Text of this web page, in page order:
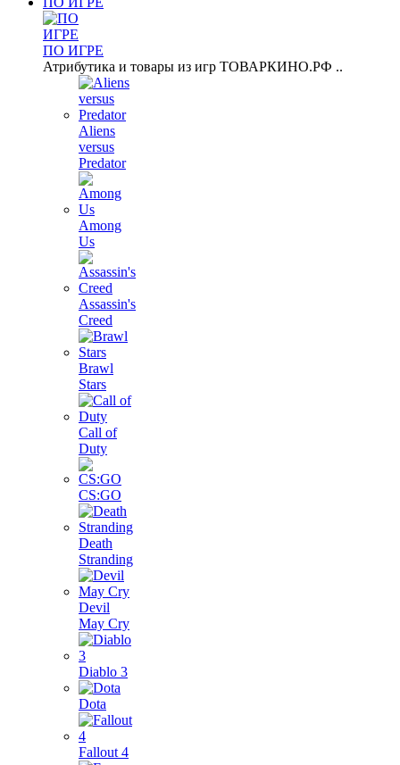
ПО ИГРЕ
Атрибутика и товары из игр ТОВАРКИНО.РФ ..
Aliens
versus
Predator
Among
Us
Assassin's
Creed
Brawl
Stars
Call of
Duty
CS:GO
Death
Stranding
Devil
May Cry
Diablo 3
Dota
Fallout 4